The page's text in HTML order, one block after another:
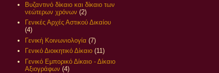
Βυζαντινό δίκαιο και δίκαιο των
νεώτερων χρόνων (2)
Γενικές Αρχές Αστικού Δικαίου
(4)
Γενική Κοινωνιολογία (7)
Γενικό Διοικητικό Δίκαιο (11)
Γενικό Εμπορικό Δίκαιο - Δίκαιο
Αξιογράφων (4)